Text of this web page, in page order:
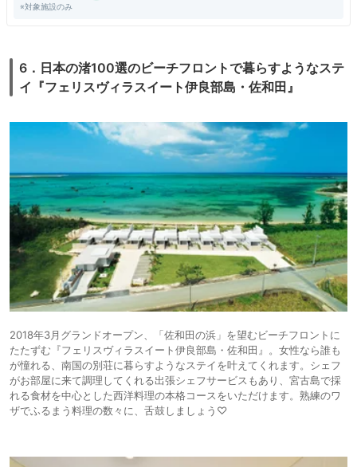
※対象施設のみ
6．日本の渚100選のビーチフロントで暮らすようなステ
イ『フェリスヴィラスイート伊良部島・佐和田』
2018年3月グランドオープン、「佐和田の浜」を望むビーチフロントに
たたずむ『フェリスヴィラスイート伊良部島・佐和田』。女性なら誰も
が憧れる、南国の別荘に暮らすようなステイを叶えてくれます。シェフ
がお部屋に来て調理してくれる出張シェフサービスもあり、宮古島で採
れる食材を中心とした西洋料理の本格コースをいただけます。熟練のワ
ザでふるまう料理の数々に、舌鼓しましょう♡